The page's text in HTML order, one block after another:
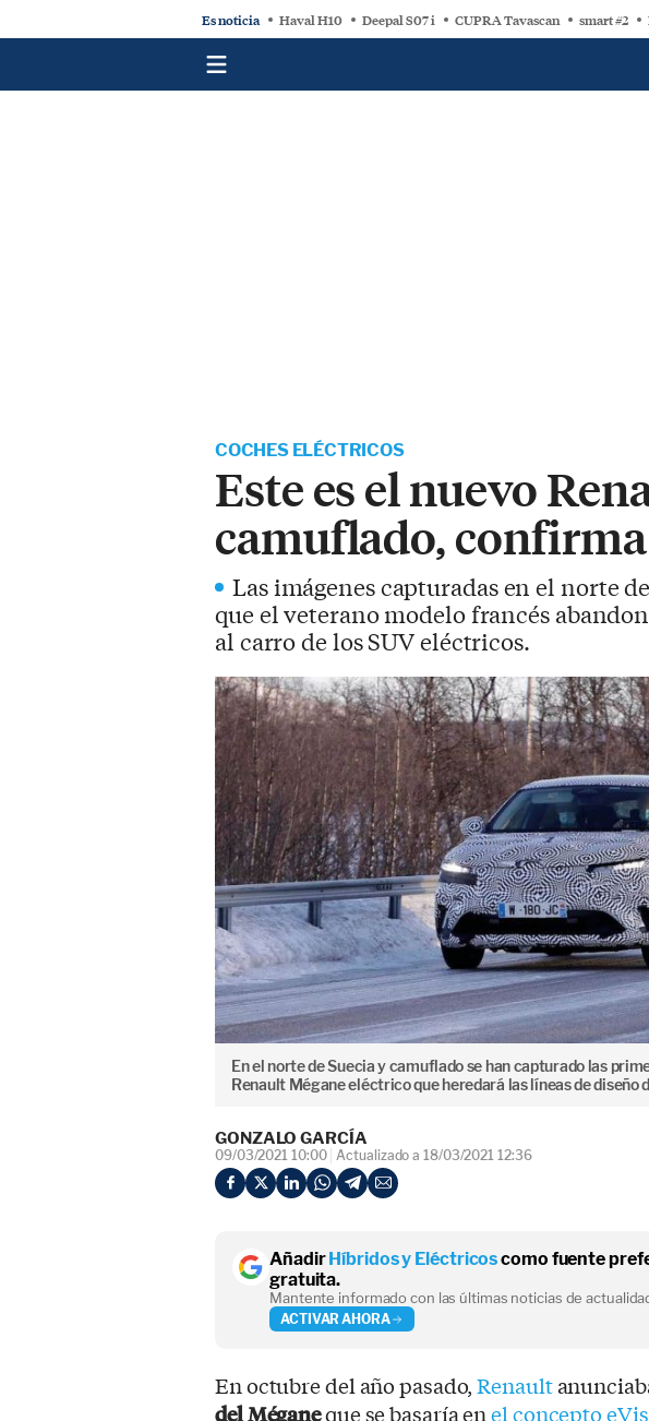
Es noticia Haval H10 Deepal S07 i CUPRA Tavascan smart #2
COCHES ELÉCTRICOS
Este es el nuevo
camuflado,
Las imágenes capturadas en el norte
que el veterano modelo francés
al carro de los SUV eléctricos.
En el norte de Suecia y camuflado se han capturado las
Renault Mégane eléctrico que heredará las líneas de diseño
GONZALO GARCÍA
09/03/2021 10:00 Actualizado a 18/03/2021 12:36
AñadirHíbridos y Eléctricoscomo fuente
gratuita.
Mantente informado con las últimas noticias de
ACTIVAR AHORA
En octubre del año pasado,Renault
del Méganeque se basaría enel concepto